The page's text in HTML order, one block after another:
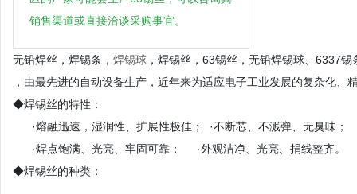
销售渠道或直接洽谈采购事宜。
无铅焊丝，焊锡条， 焊锡球 ，焊锡丝，63锡丝，无铅焊锡球、6337
，由最先进的自动设备生产，近年来为适应电子工业发展的复杂化
◆焊锡丝的特性：
·熔融迅速，湿润性、扩展性极佳； ·不断芯、不溅弹、无臭味；
·焊点饱满、光亮、牢固可靠； ·外观洁净、光亮、捐线整齐。
◆焊锡丝的种类：